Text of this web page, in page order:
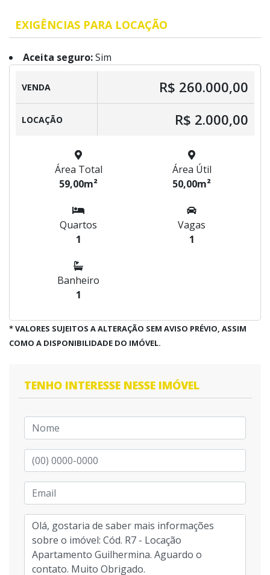
EXIGÊNCIAS PARA LOCAÇÃO
Aceita seguro:Sim
VENDA R$ 260.000,00
LOCAÇÃO R$ 2.000,00
Área Total
59,00m²
Área Útil
50,00m²
Quartos
1
Vagas
1
Banheiro
1
* VALORES SUJEITOS A ALTERAÇÃO SEM AVISO PRÉVIO, ASSIM
COMO A DISPONIBILIDADE DO IMÓVEL.
TENHO INTERESSE NESSE IMÓVEL